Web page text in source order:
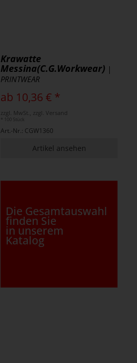
Krawatte
Messina(C.G.Workwear) |
PRINTWEAR
ab 10,36 € *
zzgl. MwSt., zzgl. Versand
* 100 Stück
Art.-Nr.: CGW1360
Artikel ansehen
Die Gesamtauswahl
finden Sie
in unserem
Katalog